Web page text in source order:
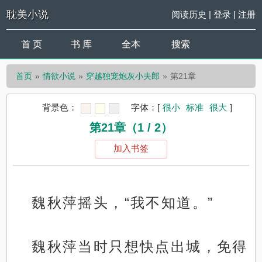
耽美小说 阅读历史 | 登录| 注册
首 页 书 库 全本 搜索
首页 情欲小说 穿越独宠炮灰小夫郎 第21章
背景色： 字体： [ 很小 标准 很大 ]
第21章（1 / 2）
加入书签
魏秋萍摇头，“我不知道。”
魏秋萍当时只想快点出城，免得